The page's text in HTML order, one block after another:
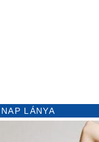
NAP LÁNYA